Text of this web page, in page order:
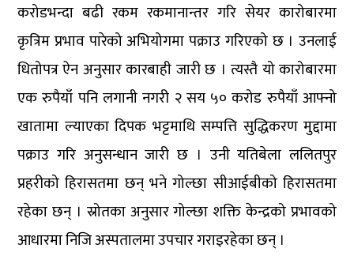
करोडभन्दा बढी रकम रकमानान्तर गरि सेयर कारोबारमा
कृत्रिम प्रभाव पारेको अभियोगमा पक्राउ गरिएको छ । उनलाई
धितोपत्र ऐन अनुसार कारबाही जारी छ । त्यस्तै यो कारोबारमा
एक रुपैयाँ पनि लगानी नगरी २ सय ५० करोड रुपैयाँ आफ्नो
खातामा ल्याएका दिपक भट्टमाथि सम्पत्ति सुद्धिकरण मुद्दामा
पक्राउ गरि अनुसन्धान जारी छ । उनी यतिबेला ललितपुर
प्रहरीको हिरासतमा छन् भने गोल्छा सीआईबीको हिरासतमा
रहेका छन् । स्रोतका अनुसार गोल्छा शक्ति केन्द्रको प्रभावको
आधारमा निजि अस्पतालमा उपचार गराइरहेका छन् ।